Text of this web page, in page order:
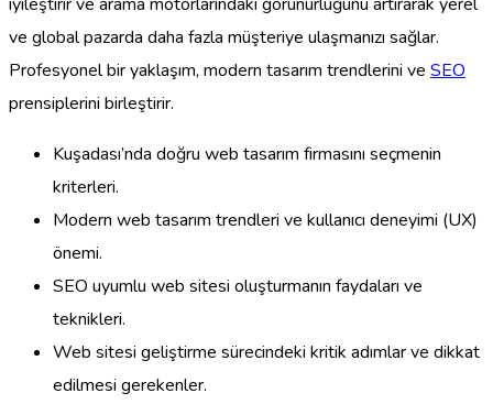
ve global pazarda daha fazla müşteriye ulaşmanızı sağlar.
Profesyonel bir yaklaşım, modern tasarım trendlerini ve SEO
prensiplerini birleştirir.
Kuşadası’nda doğru web tasarım firmasını seçmenin
kriterleri.
Modern web tasarım trendleri ve kullanıcı deneyimi (UX)
önemi.
SEO uyumlu web sitesi oluşturmanın faydaları ve
teknikleri.
Web sitesi geliştirme sürecindeki kritik adımlar ve dikkat
edilmesi gerekenler.